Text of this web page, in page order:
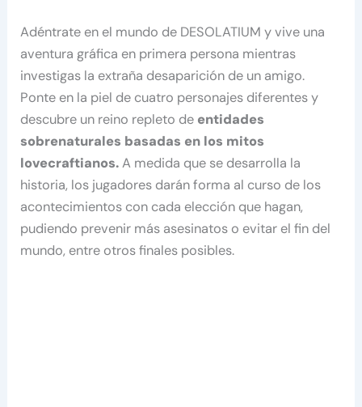
Adéntrate en el mundo de DESOLATIUM y vive una
aventura gráfica en primera persona mientras
investigas la extraña desaparición de un amigo.
Ponte en la piel de cuatro personajes diferentes y
descubre un reino repleto de entidades
sobrenaturales basadas en los mitos
lovecraftianos.A medida que se desarrolla la
historia, los jugadores darán forma al curso de los
acontecimientos con cada elección que hagan,
pudiendo prevenir más asesinatos o evitar el fin del
mundo, entre otros finales posibles.